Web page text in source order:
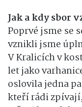
Jak a kdy sbor
Poprvé jsme se
vznikli jsme
V Kralicích v
let jako
oslovila jedna
kteří rádi